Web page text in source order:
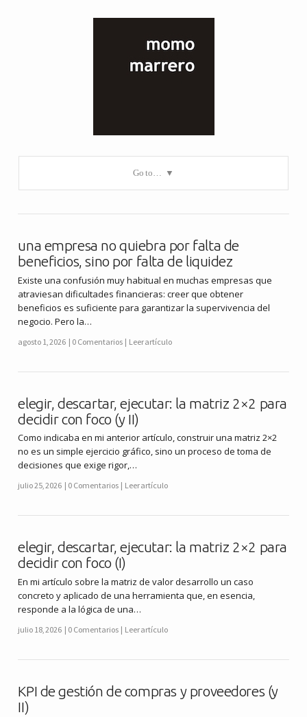
Go to…
una empresa no quiebra por falta de
beneficios, sino por falta de liquidez
Existe una confusión muy habitual en muchas empresas que
atraviesan dificultades financieras: creer que obtener
beneficios es suficiente para garantizar la supervivencia del
negocio. Pero la…
agosto 1, 2026 0 Comentarios Leer artículo
elegir, descartar, ejecutar: la matriz 2×2 para
decidir con foco (y II)
Como indicaba en mi anterior artículo, construir una matriz 2×2
no es un simple ejercicio gráfico, sino un proceso de toma de
decisiones que exige rigor,…
julio 25, 2026 0 Comentarios Leer artículo
elegir, descartar, ejecutar: la matriz 2×2 para
decidir con foco (I)
En mi artículo sobre la matriz de valor desarrollo un caso
concreto y aplicado de una herramienta que, en esencia,
responde a la lógica de una…
julio 18, 2026 0 Comentarios Leer artículo
KPI de gestión de compras y proveedores (y
II)